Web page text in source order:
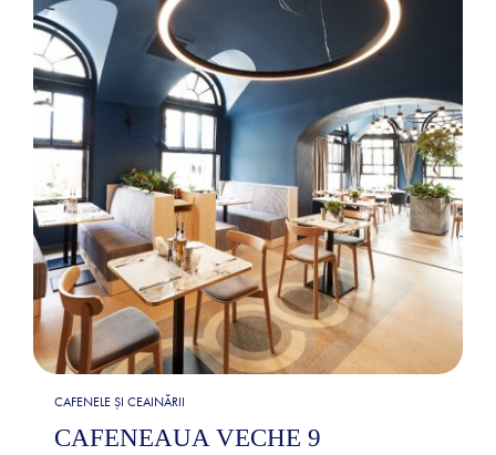
CAFENELE ȘI CEAINĂRII
CAFENEAUA VECHE 9